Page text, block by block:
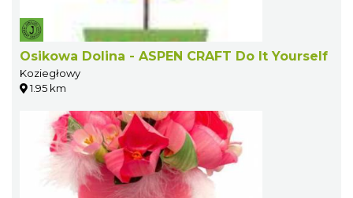
Osikowa Dolina - ASPEN CRAFT Do It Yourself
Koziegłowy
1.95 km